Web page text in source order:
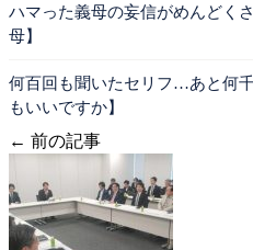
ハマった義母の妄信がめんどく
母】
何百回も聞いたセリフ…あと何
もいいですか】
← 前の記事